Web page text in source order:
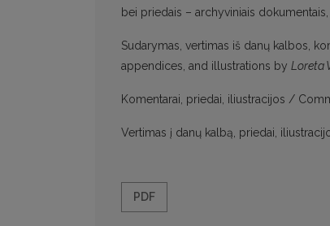
bei priedais – archyviniais
Sudarymas, vertimas iš danų kalbos,
appendices, and illustrations by Loreta
Komentarai, priedai, iliustracijos /
Vertimas į danų kalbą, priedai,
PDF